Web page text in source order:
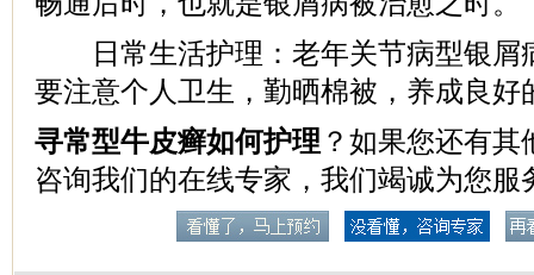
日常生活护理：老年关节病型银屑
要注意个人卫生，勤晒棉被，养成良好
寻常型牛皮癣如何护理 ？如果您还有
咨询我们的在线专家，我们竭诚为您服